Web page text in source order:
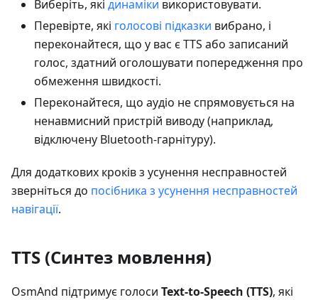
Виберіть, які динаміки використовувати.
Перевірте, які голосові підказки вибрано, і
переконайтеся, що у вас є TTS або записаний
голос, здатний оголошувати попередження про
обмеження швидкості.
Переконайтеся, що аудіо не спрямовується на
ненавмисний пристрій виводу (наприклад,
відключену Bluetooth-гарнітуру).
Для додаткових кроків з усунення несправностей
зверніться до посібника з усунення несправностей
навігації.
TTS (Синтез мовлення)
OsmAnd підтримує голоси Text-to-Speech (TTS), які